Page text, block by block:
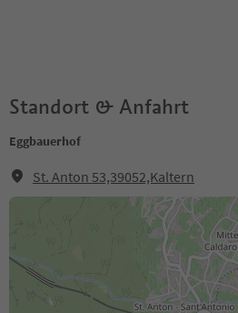
Standort & Anfahrt
Eggbauerhof
St. Anton 53,39052,Kaltern